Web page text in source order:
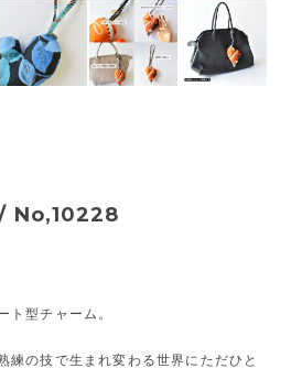
No,10228
ト型チャーム。
練の技で生まれ変わる世界にただひと